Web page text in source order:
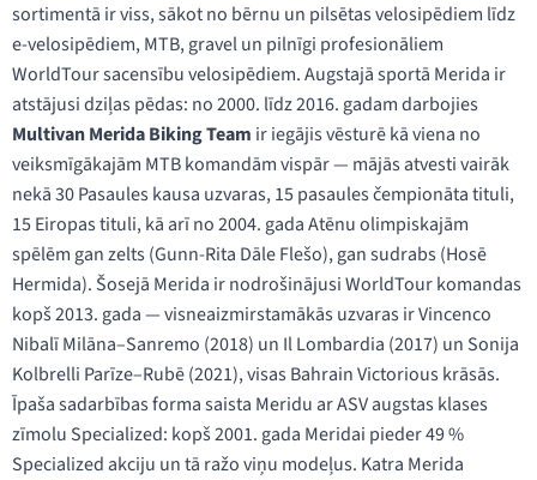
sortimentā ir viss, sākot no bērnu un pilsētas velosipēdiem līdz
e-velosipēdiem, MTB, gravel un pilnīgi profesionāliem
WorldTour sacensību velosipēdiem. Augstajā sportā Merida ir
atstājusi dziļas pēdas: no 2000. līdz 2016. gadam darbojies
Multivan Merida Biking Team ir iegājis vēsturē kā viena no
veiksmīgākajām MTB komandām vispār — mājās atvesti vairāk
nekā 30 Pasaules kausa uzvaras, 15 pasaules čempionāta tituli,
15 Eiropas tituli, kā arī no 2004. gada Atēnu olimpiskajām
spēlēm gan zelts (Gunn-Rita Dāle Flešo), gan sudrabs (Hosē
Hermida). Šosejā Merida ir nodrošinājusi WorldTour komandas
kopš 2013. gada — visneaizmirstamākās uzvaras ir Vincenco
Nibalī Milāna–Sanremo (2018) un Il Lombardia (2017) un Sonija
Kolbrelli Parīze–Rubē (2021), visas Bahrain Victorious krāsās.
Īpaša sadarbības forma saista Meridu ar ASV augstas klases
zīmolu Specialized: kopš 2001. gada Meridai pieder 49 %
Specialized akciju un tā ražo viņu modeļus. Katra Merida